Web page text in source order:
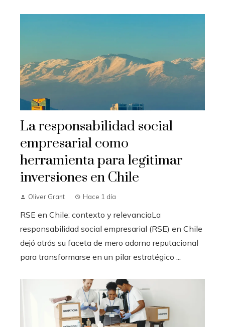
La responsabilidad social
empresarial como
herramienta para legitimar
inversiones en Chile
Oliver Grant Hace 1 día
RSE en Chile: contexto y relevanciaLa
responsabilidad social empresarial (RSE) en Chile
dejó atrás su faceta de mero adorno reputacional
para transformarse en un pilar estratégico ...